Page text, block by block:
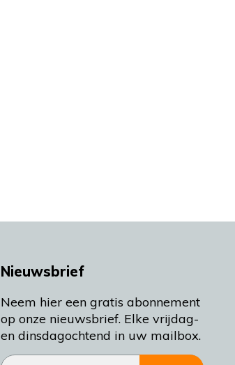
Nieuwsbrief
Neem hier een gratis abonnement
op onze nieuwsbrief. Elke vrijdag-
en dinsdagochtend in uw mailbox.